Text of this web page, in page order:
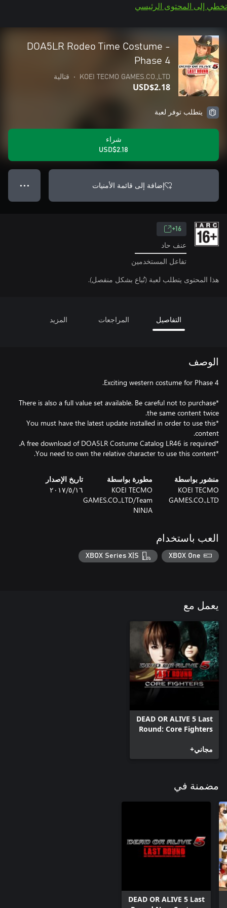
تخطي إلى المحتوى الرئيسي
DOA5LR Rodeo Time Costume -
Phase 4
KOEI TECMO GAMES.CO.,LTD
• قتالية
USD$2.18
يتطلب توفر لعبة
شراء
USD$2.18
إضافة إلى قائمة الأمنيات ● ● ●
16+
عنف حاد
تفاعل المستخدمين
هذا المحتوى يتطلب لعبة (تُباع بشكل منفصل).
التفاصيل المراجعات المزيد
الوصف
*There is also a full value set available. Be careful not to purchase
*You must have the latest update installed in order to use this
*You need to own the relative character to use this content.
منشور بواسطة
KOEI TECMO
GAMES.CO.,LTD
مطورة بواسطة
KOEI TECMO
GAMES.CO.,LTD/Team
NINJA
تاريخ الإصدار
١٦‏/٥‏/٢٠١٧
العب باستخدام
XBOX One
XBOX Series X|S
يعمل مع
DEAD OR ALIVE 5 Last
Round: Core Fighters
مجاني+
مضمنة في
DEAD OR ALIVE 5 Last